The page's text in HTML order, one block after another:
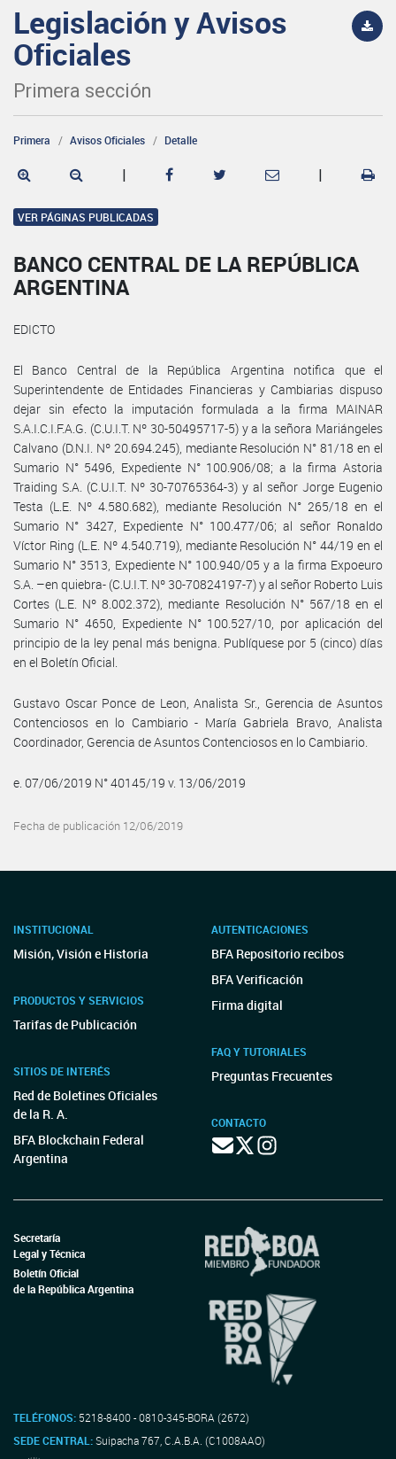
Legislación y Avisos
Oficiales
Primera sección
Primera Avisos Oficiales Detalle
| |
VER PÁGINAS PUBLICADAS
BANCO CENTRAL DE LA REPÚBLICA
ARGENTINA
EDICTO
El Banco Central de la República Argentina notifica que el
Superintendente de Entidades Financieras y Cambiarias dispuso
dejar sin efecto la imputación formulada a la firma MAINAR
S.A.I.C.I.F.A.G. (C.U.I.T. Nº 30-50495717-5) y a la señora Mariángeles
Calvano (D.N.I. Nº 20.694.245), mediante Resolución N° 81/18 en el
Sumario N° 5496, Expediente N° 100.906/08; a la firma Astoria
Traiding S.A. (C.U.I.T. Nº 30-70765364-3) y al señor Jorge Eugenio
Testa (L.E. Nº 4.580.682), mediante Resolución N° 265/18 en el
Sumario N° 3427, Expediente N° 100.477/06; al señor Ronaldo
Víctor Ring (L.E. Nº 4.540.719), mediante Resolución N° 44/19 en el
Sumario N° 3513, Expediente N° 100.940/05 y a la firma Expoeuro
S.A. –en quiebra- (C.U.I.T. Nº 30-70824197-7) y al señor Roberto Luis
Cortes (L.E. Nº 8.002.372), mediante Resolución N° 567/18 en el
Sumario N° 4650, Expediente N° 100.527/10, por aplicación del
principio de la ley penal más benigna. Publíquese por 5 (cinco) días
en el Boletín Oficial.
Gustavo Oscar Ponce de Leon, Analista Sr., Gerencia de Asuntos
Contenciosos en lo Cambiario - María Gabriela Bravo, Analista
Coordinador, Gerencia de Asuntos Contenciosos en lo Cambiario.
e. 07/06/2019 N° 40145/19 v. 13/06/2019
Fecha de publicación 12/06/2019
INSTITUCIONAL
Misión, Visión e Historia
PRODUCTOS Y SERVICIOS
Tarifas de Publicación
SITIOS DE INTERÉS
Red de Boletines Oficiales
de la R. A.
BFA Blockchain Federal
Argentina
AUTENTICACIONES
BFA Repositorio recibos
BFA Verificación
Firma digital
FAQ Y TUTORIALES
Preguntas Frecuentes
CONTACTO
Secretaría
Legal y Técnica
Boletín Oficial
de la República Argentina
TELÉFONOS: 5218-8400 - 0810-345-BORA (2672)
SEDE CENTRAL:Suipacha 767, C.A.B.A. (C1008AAO)